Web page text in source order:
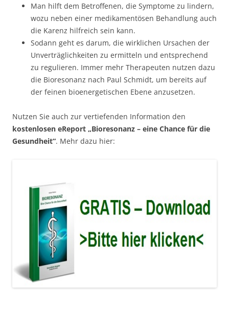
Man hilft dem Betroffenen, die Symptome zu lindern,
wozu neben einer medikamentösen Behandlung auch
die Karenz hilfreich sein kann.
Sodann geht es darum, die wirklichen Ursachen der
Unverträglichkeiten zu ermitteln und entsprechend
zu regulieren. Immer mehr Therapeuten nutzen dazu
die Bioresonanz nach Paul Schmidt, um bereits auf
der feinen bioenergetischen Ebene anzusetzen.
Nutzen Sie auch zur vertiefenden Information den
kostenlosen eReport „Bioresonanz – eine Chance für die
Gesundheit“. Mehr dazu hier: